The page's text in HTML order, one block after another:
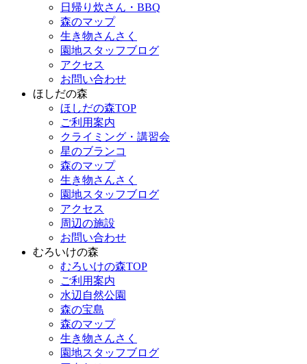
日帰り炊さん・BBQ
森のマップ
生き物さんさく
園地スタッフブログ
アクセス
お問い合わせ
ほしだの森
ほしだの森TOP
ご利用案内
クライミング・講習会
星のブランコ
森のマップ
生き物さんさく
園地スタッフブログ
アクセス
周辺の施設
お問い合わせ
むろいけの森
むろいけの森TOP
ご利用案内
水辺自然公園
森の宝島
森のマップ
生き物さんさく
園地スタッフブログ